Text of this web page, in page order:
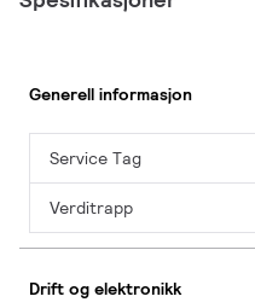
Generell informasjon
Service Tag
Verditrapp
Drift og elektronikk